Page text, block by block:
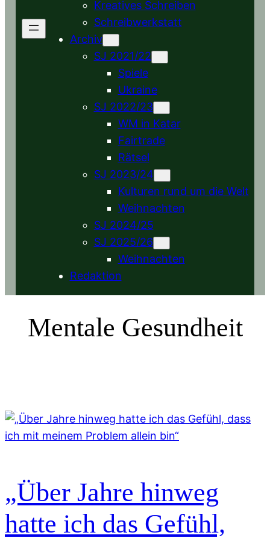
Kreatives Schreiben
Schreibwerkstatt
Archiv
SJ 2021/22
Spiele
Ukraine
SJ 2022/23
WM in Katar
Fairtrade
Rätsel
SJ 2023/24
Kulturen rund um die Welt
Weihnachten
SJ 2024/25
SJ 2025/26
Weihnachten
Redaktion
Mentale Gesundheit
„Über Jahre hinweg
hatte ich das Gefühl,